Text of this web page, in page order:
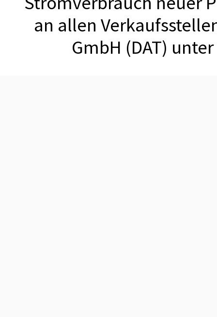
an allen
GmbH (DAT) unter